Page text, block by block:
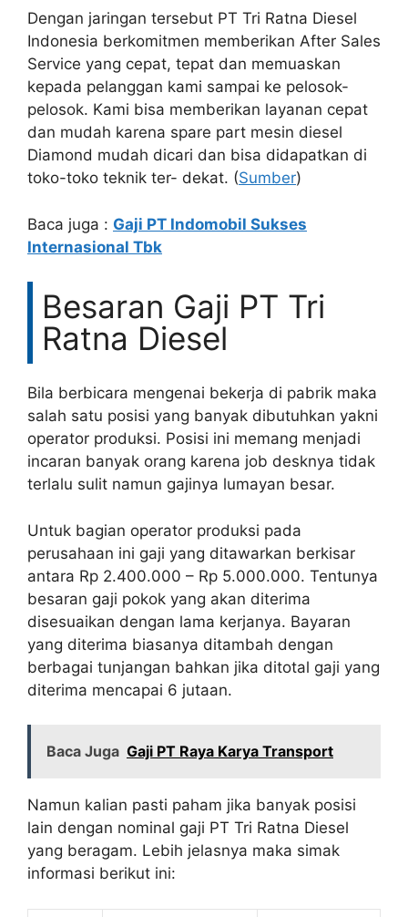
​Dengan jaringan tersebut PT Tri Ratna Diesel
Indonesia berkomitmen memberikan After Sales
Service yang cepat, tepat dan memuaskan
kepada pelanggan kami sampai ke pelosok-
pelosok. Kami bisa memberikan layanan cepat
dan mudah karena spare part mesin diesel
Diamond mudah dicari dan bisa didapatkan di
toko-toko teknik ter- dekat. (Sumber)
Baca juga : Gaji PT Indomobil Sukses
Internasional Tbk
Besaran Gaji PT Tri
Ratna Diesel
Bila berbicara mengenai bekerja di pabrik maka
salah satu posisi yang banyak dibutuhkan yakni
operator produksi. Posisi ini memang menjadi
incaran banyak orang karena job desknya tidak
terlalu sulit namun gajinya lumayan besar.
Untuk bagian operator produksi pada
perusahaan ini gaji yang ditawarkan berkisar
antara Rp 2.400.000 – Rp 5.000.000. Tentunya
besaran gaji pokok yang akan diterima
disesuaikan dengan lama kerjanya. Bayaran
yang diterima biasanya ditambah dengan
berbagai tunjangan bahkan jika ditotal gaji yang
diterima mencapai 6 jutaan.
Baca Juga Gaji PT Raya Karya Transport
Namun kalian pasti paham jika banyak posisi
lain dengan nominal gaji PT Tri Ratna Diesel
yang beragam. Lebih jelasnya maka simak
informasi berikut ini: